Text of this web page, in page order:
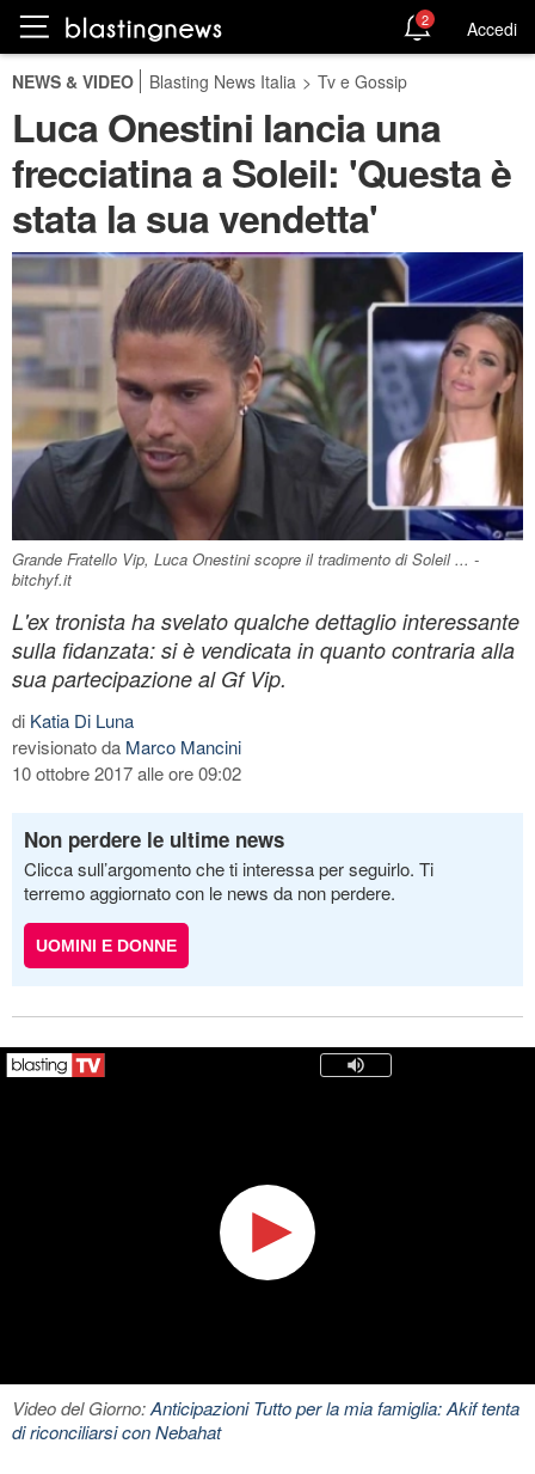
2 Accedi
NEWS & VIDEO Blasting News Italia > Tv e Gossip
Luca Onestini lancia una
frecciatina a Soleil: 'Questa è
stata la sua vendetta'
Grande Fratello Vip, Luca Onestini scopre il tradimento di Soleil ... -
bitchyf.it
L'ex tronista ha svelato qualche dettaglio interessante
sulla fidanzata: si è vendicata in quanto contraria alla
sua partecipazione al Gf Vip.
di Katia Di Luna
revisionato da Marco Mancini
10 ottobre 2017 alle ore 09:02
Non perdere le ultime news
Clicca sull’argomento che ti interessa per seguirlo. Ti
terremo aggiornato con le news da non perdere.
UOMINI E DONNE
Video del Giorno:Anticipazioni Tutto per la mia famiglia: Akif tenta
di riconciliarsi con Nebahat